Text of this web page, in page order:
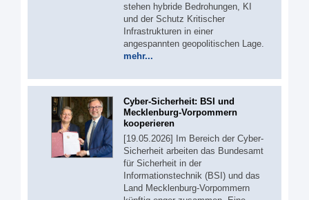
stehen hybride Bedrohungen, KI
und der Schutz Kritischer
Infrastrukturen in einer
angespannten geopolitischen Lage.
mehr...
Cyber-Sicherheit: BSI und
Mecklenburg-Vorpommern
kooperieren
[19.05.2026] Im Bereich der Cyber-
Sicherheit arbeiten das Bundesamt
für Sicherheit in der
Informationstechnik (BSI) und das
Land Mecklenburg-Vorpommern